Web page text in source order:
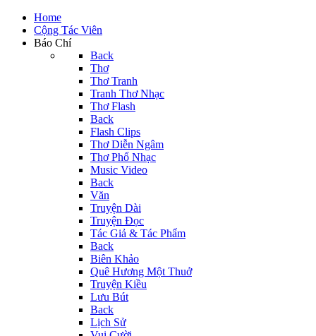
Home
Cộng Tác Viên
Báo Chí
Back
Thơ
Thơ Tranh
Tranh Thơ Nhạc
Thơ Flash
Back
Flash Clips
Thơ Diễn Ngâm
Thơ Phổ Nhạc
Music Video
Back
Văn
Truyện Dài
Truyện Đọc
Tác Giả & Tác Phẩm
Back
Biên Khảo
Quê Hương Một Thuở
Truyện Kiều
Lưu Bút
Back
Lịch Sử